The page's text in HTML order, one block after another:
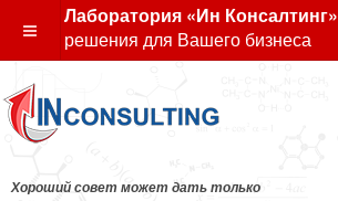
Лаборатория «Ин Консалтинг»
решения для Вашего бизнеса
Хороший совет может дать только